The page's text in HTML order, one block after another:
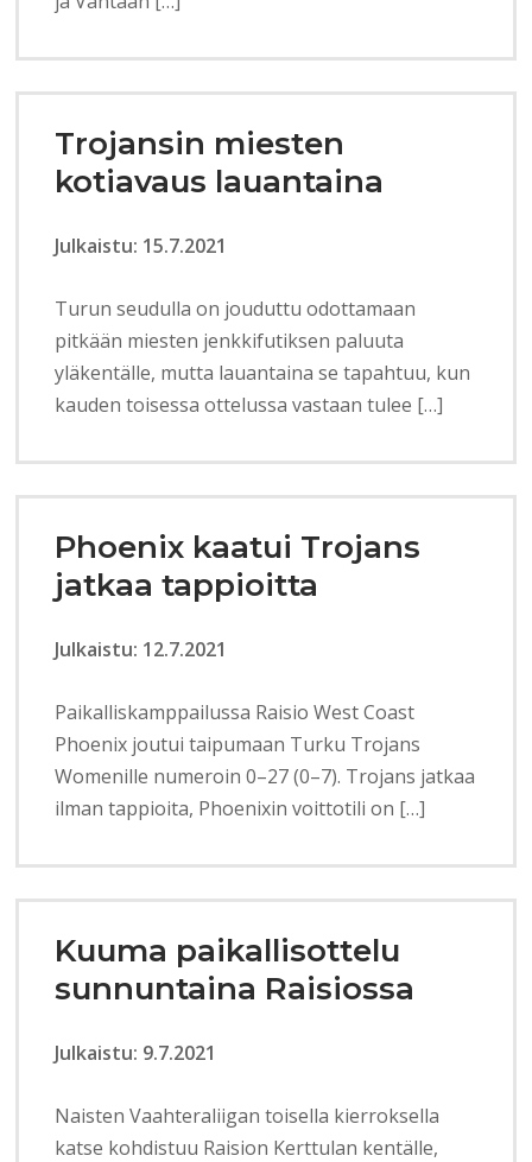
Trojansin miesten
kotiavaus lauantaina
Julkaistu: 15.7.2021
Turun seudulla on jouduttu odottamaan
pitkään miesten jenkkifutiksen paluuta
yläkentälle, mutta lauantaina se tapahtuu, kun
kauden toisessa ottelussa vastaan tulee […]
Phoenix kaatui Trojans
jatkaa tappioitta
Julkaistu: 12.7.2021
Paikalliskamppailussa Raisio West Coast
Phoenix joutui taipumaan Turku Trojans
Womenille numeroin 0–27 (0–7). Trojans jatkaa
ilman tappioita, Phoenixin voittotili on […]
Kuuma paikallisottelu
sunnuntaina Raisiossa
Julkaistu: 9.7.2021
Naisten Vaahteraliigan toisella kierroksella
katse kohdistuu Raision Kerttulan kentälle,